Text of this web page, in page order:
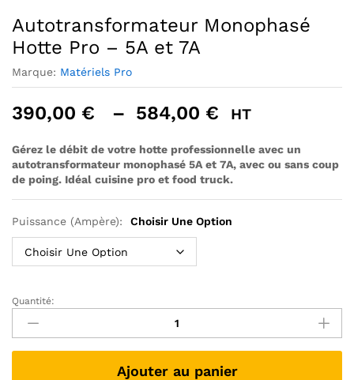
Autotransformateur Monophasé
Hotte Pro – 5A et 7A
Marque: Matériels Pro
390,00 € – 584,00 €
Plage
prix :
390,00 €
à
584,00 €
HT
Gérez le débit de votre hotte professionnelle avec un
autotransformateur monophasé 5A et 7A, avec ou sans coup
de poing. Idéal cuisine pro et food truck.
Puissance (Ampère): Choisir Une Option
Autotransformateur
Monophasé
Hotte
Pro
Quantité:
Ajouter au panier